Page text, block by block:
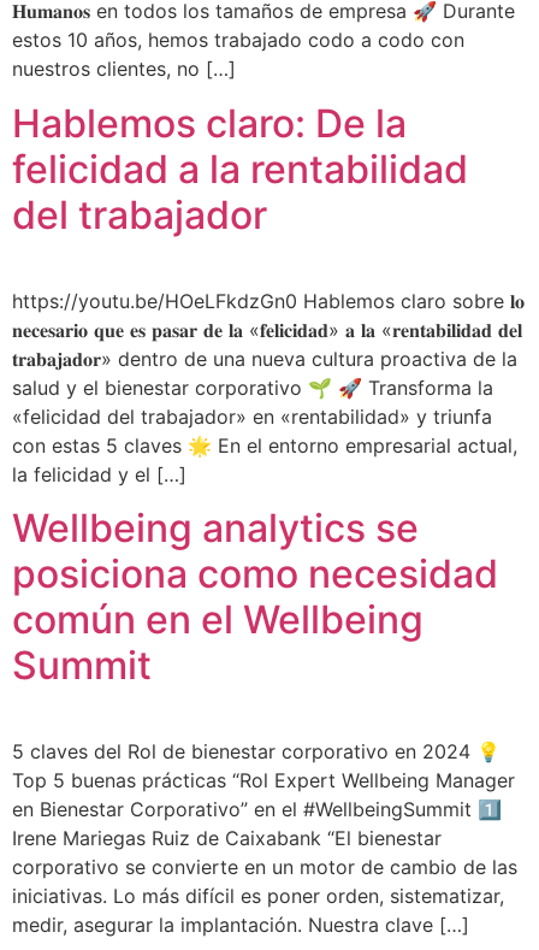
𝐇𝐮𝐦𝐚𝐧𝐨𝐬 en todos los tamaños de empresa 🚀 Durante
estos 10 años, hemos trabajado codo a codo con
nuestros clientes, no […]
Hablemos claro: De la
felicidad a la rentabilidad
del trabajador
https://youtu.be/HOeLFkdzGn0 Hablemos claro sobre 𝐥𝐨
𝐧𝐞𝐜𝐞𝐬𝐚𝐫𝐢𝐨 𝐪𝐮𝐞 𝐞𝐬 𝐩𝐚𝐬𝐚𝐫 𝐝𝐞 𝐥𝐚 «𝐟𝐞𝐥𝐢𝐜𝐢𝐝𝐚𝐝» 𝐚 𝐥𝐚 «𝐫𝐞𝐧𝐭𝐚𝐛𝐢𝐥𝐢𝐝𝐚𝐝 𝐝𝐞𝐥
𝐭𝐫𝐚𝐛𝐚𝐣𝐚𝐝𝐨𝐫» dentro de una nueva cultura proactiva de la
salud y el bienestar corporativo 🌱 🚀 Transforma la
«felicidad del trabajador» en «rentabilidad» y triunfa
con estas 5 claves 🌟 En el entorno empresarial actual,
la felicidad y el […]
Wellbeing analytics se
posiciona como necesidad
común en el Wellbeing
Summit
5 claves del Rol de bienestar corporativo en 2024 💡
Top 5 buenas prácticas “Rol Expert Wellbeing Manager
en Bienestar Corporativo” en el #WellbeingSummit 1️⃣
Irene Mariegas Ruiz de Caixabank “El bienestar
corporativo se convierte en un motor de cambio de las
iniciativas. Lo más difícil es poner orden, sistematizar,
medir, asegurar la implantación. Nuestra clave […]